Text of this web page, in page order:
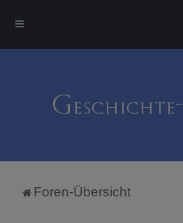
Foren-Übersicht